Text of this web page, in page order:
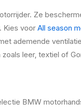
Ze
Kies voor All season
ademende
leer, textiel of
BMW